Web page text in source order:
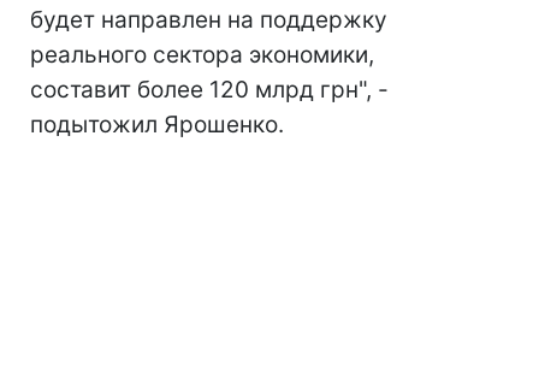
будет направлен на поддержку
реального сектора экономики,
составит более 120 млрд грн", -
подытожил Ярошенко.